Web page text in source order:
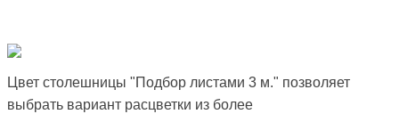
Цвет столешницы "Подбор листами 3 м." позволяет
выбрать вариант расцветки из более